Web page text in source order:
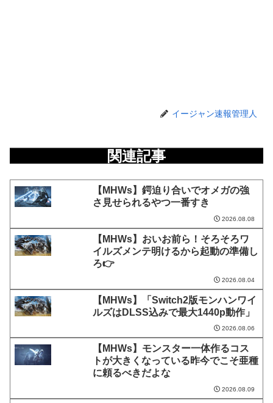
イージャン速報管理人
関連記事
【MHWs】鍔迫り合いでオメガの強
さ見せられるやつ一番すき
2026.08.08
【MHWs】おいお前ら！そろそろワ
イルズメンテ明けるから起動の準備し
ろ👉
2026.08.04
【MHWs】「Switch2版モンハンワイ
ルズはDLSS込みで最大1440p動作」
2026.08.06
【MHWs】モンスター一体作るコス
トが大きくなっている昨今でこそ亜種
に頼るべきだよな
2026.08.09